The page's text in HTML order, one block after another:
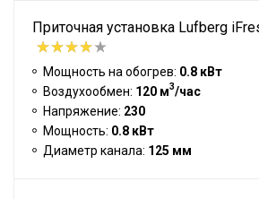
Приточная установка Lufberg
Мощность на обогрев: 0.8 кВт
Воздухообмен: 120 м3/час
Напряжение: 230
Мощность: 0.8 кВт
Диаметр канала: 125 мм